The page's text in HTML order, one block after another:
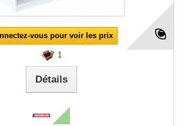
vous pour voir les prix
1
Détails